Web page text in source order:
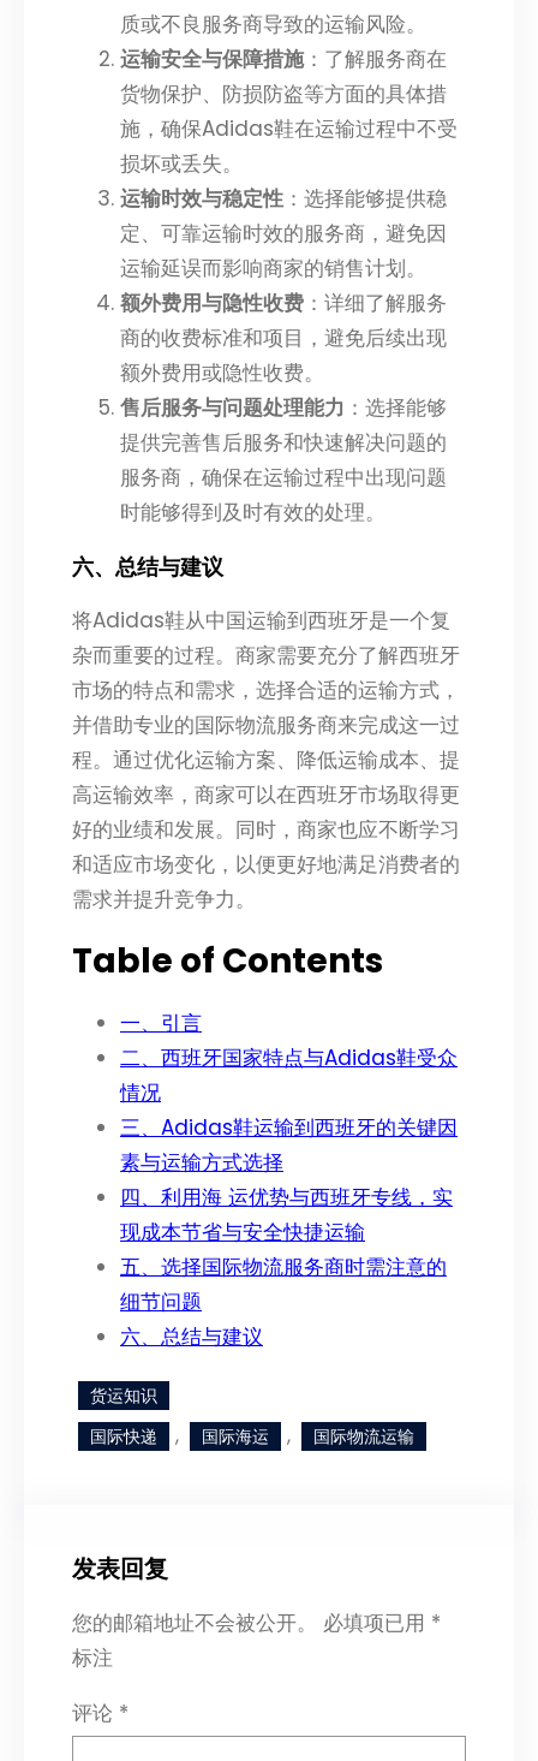
质或不良服务商导致的运输风险。
运输安全与保障措施：了解服务商在
货物保护、防损防盗等方面的具体措
施，确保Adidas鞋在运输过程中不受
损坏或丢失。
运输时效与稳定性 ：选择能够提供稳
定、可靠运输时效的服务商，避免因
运输延误而影响商家的销售计划。
额外费用与隐性收费 ：详细了解服务
商的收费标准和项目，避免后续出现
额外费用或隐性收费。
售后服务与问题处理能力 ：选择能够
提供完善售后服务和快速解决问题的
服务商，确保在运输过程中出现问题
时能够得到及时有效的处理。
六、总结与建议
将Adidas鞋从中国运输到西班牙是一个复
杂而重要的过程。商家需要充分了解西班牙
市场的特点和需求，选择合适的运输方式，
并借助专业的国际物流服务商来完成这一过
程。通过优化运输方案、降低运输成本、提
高运输效率，商家可以在西班牙市场取得更
好的业绩和发展。同时，商家也应不断学习
和适应市场变化，以便更好地满足消费者的
需求并提升竞争力。
Table of Contents
一、引言
二、西班牙国家特点与Adidas鞋受众
情况
三、Adidas鞋运输到西班牙的关键因
素与运输方式选择
四、利用海 运优势与西班牙专线，实
现成本节省与安全快捷运输
五、选择国际物流服务商时需注意的
细节问题
六、总结与建议
货运知识
国际快递
, 国际海运 , 国际物流运输
发表回复
您的邮箱地址不会被公开。 必填项已用 *
标注
评论 *